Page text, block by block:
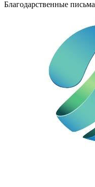
Благодарственные письма